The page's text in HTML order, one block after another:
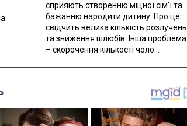
сприяють створенню міцної сім'ї та
бажанню народити дитину. Про це
свідчить велика кількість розлучень
та зниження шлюбів. Інша проблема
– скорочення кількості чоло...